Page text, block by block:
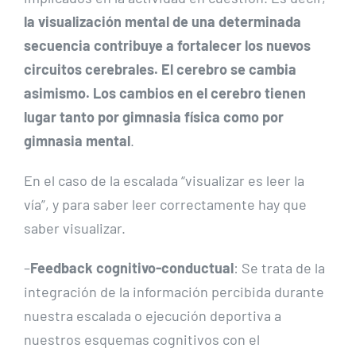
la visualización mental de una determinada
secuencia contribuye a fortalecer los nuevos
circuitos cerebrales. El cerebro se cambia
asimismo. Los cambios en el cerebro tienen
lugar tanto por gimnasia física como por
gimnasia mental.
En el caso de la escalada “visualizar es leer la
vía”, y para saber leer correctamente hay que
saber visualizar.
–Feedback cognitivo-conductual: Se trata de la
integración de la información percibida durante
nuestra escalada o ejecución deportiva a
nuestros esquemas cognitivos con el